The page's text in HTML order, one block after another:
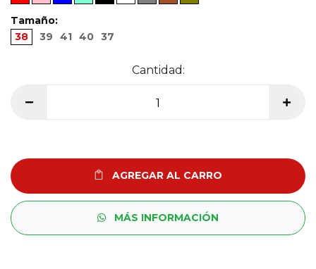
Tamaño:
38
39 41 40 37
Cantidad:
AGREGAR AL CARRO
MÁS INFORMACIÓN